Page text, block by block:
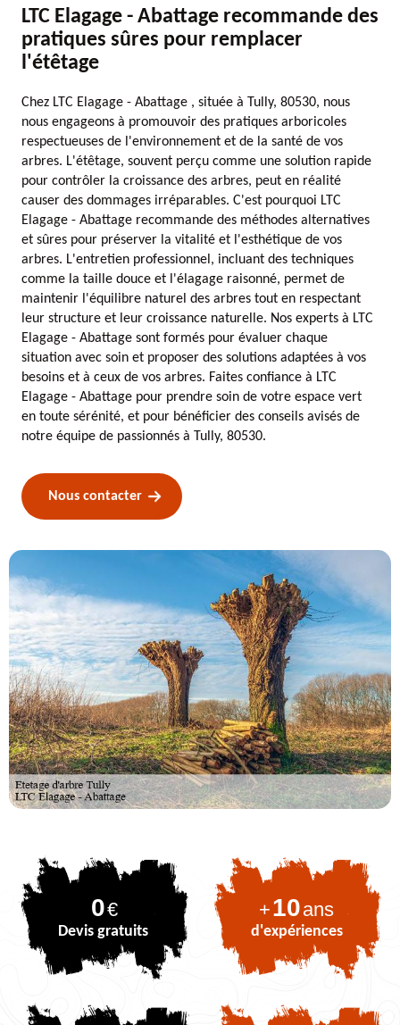
LTC Elagage - Abattage recommande des
pratiques sûres pour remplacer
l'étêtage
Chez LTC Elagage - Abattage , située à Tully, 80530, nous
nous engageons à promouvoir des pratiques arboricoles
respectueuses de l'environnement et de la santé de vos
arbres. L'étêtage, souvent perçu comme une solution rapide
pour contrôler la croissance des arbres, peut en réalité
causer des dommages irréparables. C'est pourquoi LTC
Elagage - Abattage recommande des méthodes alternatives
et sûres pour préserver la vitalité et l'esthétique de vos
arbres. L'entretien professionnel, incluant des techniques
comme la taille douce et l'élagage raisonné, permet de
maintenir l'équilibre naturel des arbres tout en respectant
leur structure et leur croissance naturelle. Nos experts à LTC
Elagage - Abattage sont formés pour évaluer chaque
situation avec soin et proposer des solutions adaptées à vos
besoins et à ceux de vos arbres. Faites confiance à LTC
Elagage - Abattage pour prendre soin de votre espace vert
en toute sérénité, et pour bénéficier des conseils avisés de
notre équipe de passionnés à Tully, 80530.
Nous contacter
0€
Devis gratuits
+10ans
d'expériences